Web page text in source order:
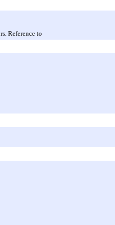
Reference to